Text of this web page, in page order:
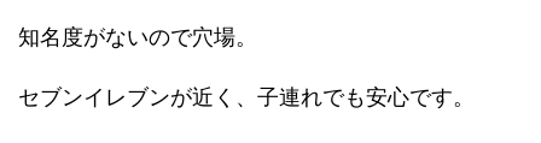
知名度がないので穴場。
セブンイレブンが近く、子連れでも安心です。